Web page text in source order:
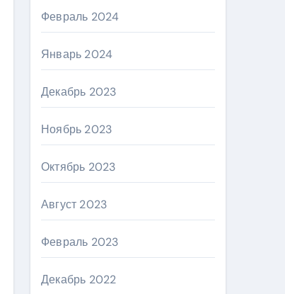
Февраль 2024
Январь 2024
Декабрь 2023
Ноябрь 2023
Октябрь 2023
Август 2023
Февраль 2023
Декабрь 2022